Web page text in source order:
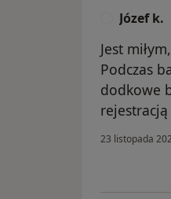
Józef k.
Jest
Podczas
dodkowe
23 listopada